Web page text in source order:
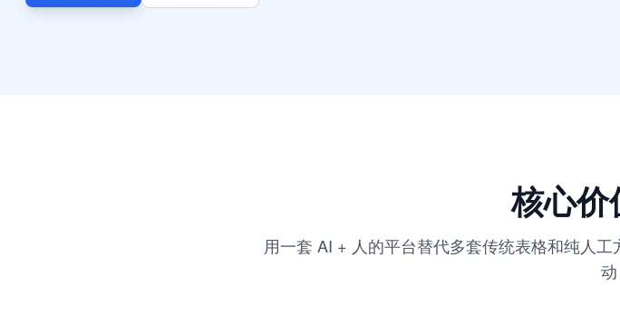
核心
用一套 AI + 人的平台替代多套传统表格和纯人
动